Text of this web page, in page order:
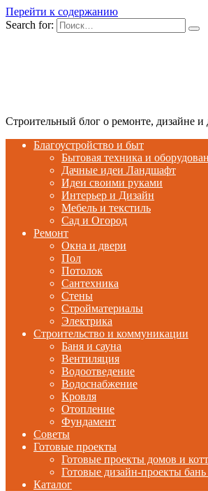
Перейти к содержанию
Search for:
Строительный блог о ремонте, дизайне и
Благоустройство и быт
Бытовая техника и
Дачные идеи Ландшафт
Идеи своими руками
Интерьер и Дизайн
Мебель и текстиль
Сад и Огород
Ремонт
Окна и двери
Пол
Потолок
Сантехника
Стены
Стройматериалы
Электрика
Строительство и коммуникации
Баня и сауна
Вентиляция
Водоотведение
Водоснабжение
Кровля
Отопление
Фундамент
Советы
Готовые проекты
Готовые проекты домов и
Готовые дизайн-проекты бань
Каталог